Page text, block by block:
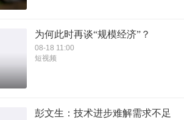
为何此时再谈“规模经济”？
08-18 11:00
短视频
彭文生：技术进步难解需求不足